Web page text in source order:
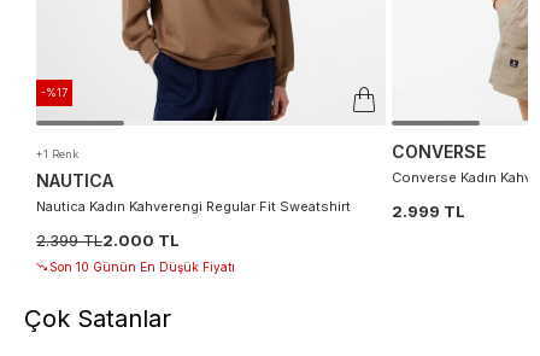
-%17
+1 Renk
NAUTICA
Nautica Kadın Kahverengi Regular Fit Sweatshirt
2.399 TL2.000 TL
Son 10 Günün En Düşük Fiyatı
CONVERSE
Converse Kadın
2.999 TL
Çok Satanlar